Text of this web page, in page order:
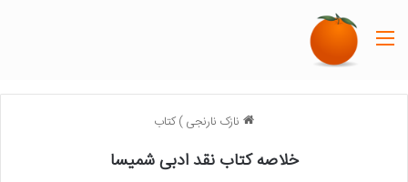
نازک نارنجی)کتاب
خلاصه کتاب نقد ادبی شمیسا